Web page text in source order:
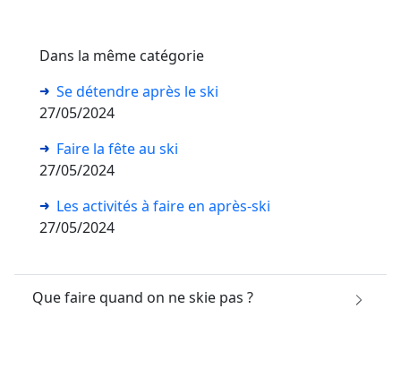
Dans la même catégorie
Se détendre après le ski
27/05/2024
Faire la fête au ski
27/05/2024
Les activités à faire en après-ski
27/05/2024
Que faire quand on ne skie pas ?